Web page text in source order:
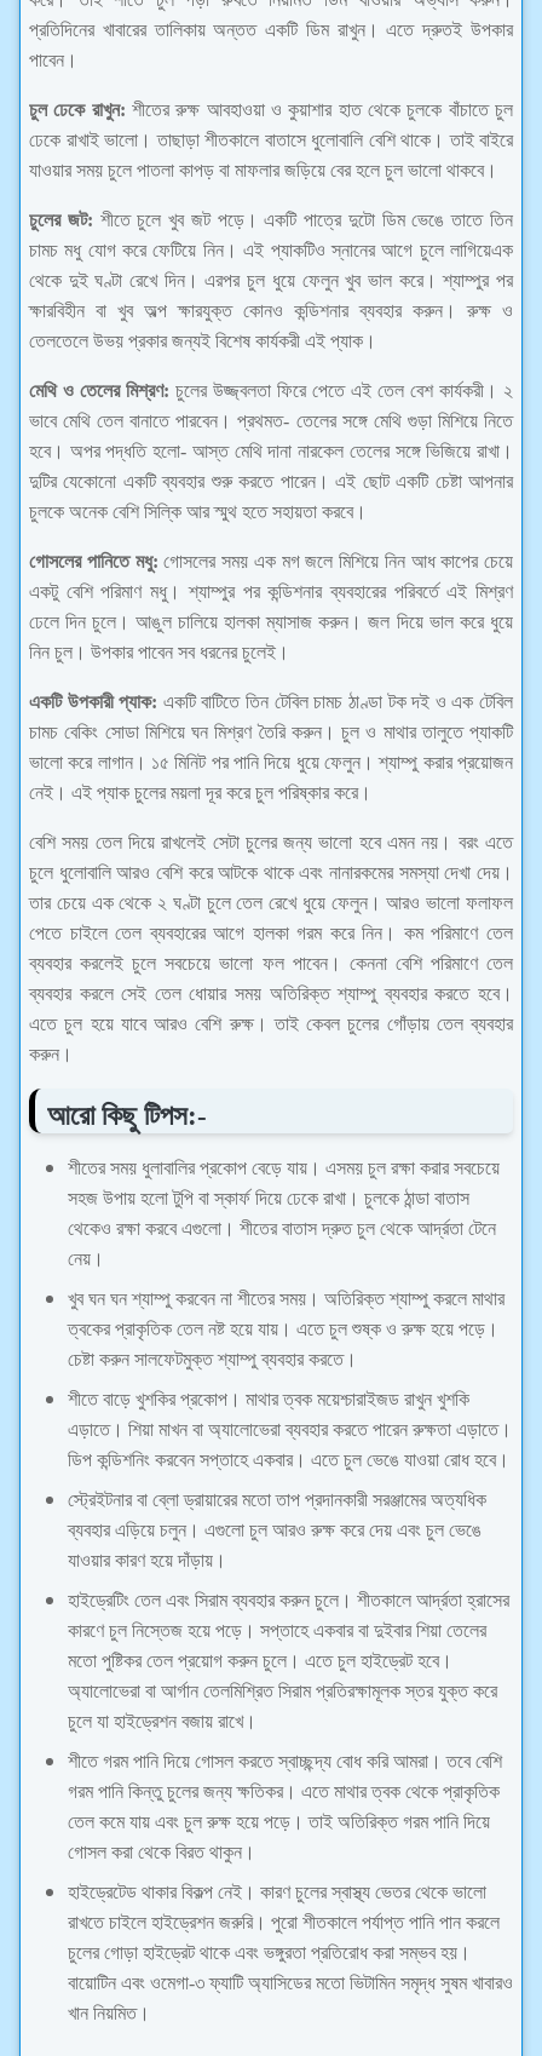
প্রতিদিনের খাবারের তালিকায় অন্তত একটি ডিম রাখুন। এতে দ্রুতই উপকার
পাবেন।
চুল ঢেকে রাখুন: শীতের রুক্ষ আবহাওয়া ও কুয়াশার হাত থেকে চুলকে বাঁচাতে চুল
ঢেকে রাখাই ভালো। তাছাড়া শীতকালে বাতাসে ধুলোবালি বেশি থাকে। তাই বাইরে
যাওয়ার সময় চুলে পাতলা কাপড় বা মাফলার জড়িয়ে বের হলে চুল ভালো থাকবে।
চুলের জট: শীতে চুলে খুব জট পড়ে। একটি পাত্রে দুটো ডিম ভেঙে তাতে তিন
চামচ মধু যোগ করে ফেটিয়ে নিন। এই প্যাকটিও স্নানের আগে চুলে লাগিয়েএক
থেকে দুই ঘণ্টা রেখে দিন। এরপর চুল ধুয়ে ফেলুন খুব ভাল করে। শ্যাম্পুর পর
ক্ষারবিহীন বা খুব অল্প ক্ষারযুক্ত কোনও কন্ডিশনার ব্যবহার করুন। রুক্ষ ও
তেলতেলে উভয় প্রকার জন্যই বিশেষ কার্যকরী এই প্যাক।
মেথি ও তেলের মিশ্রণ: চুলের উজ্জ্বলতা ফিরে পেতে এই তেল বেশ কার্যকরী। ২
ভাবে মেথি তেল বানাতে পারবেন। প্রথমত- তেলের সঙ্গে মেথি গুড়া মিশিয়ে নিতে
হবে। অপর পদ্ধতি হলো- আস্ত মেথি দানা নারকেল তেলের সঙ্গে ভিজিয়ে রাখা।
দুটির যেকোনো একটি ব্যবহার শুরু করতে পারেন। এই ছোট একটি চেষ্টা আপনার
চুলকে অনেক বেশি সিল্কি আর স্মুথ হতে সহায়তা করবে।
গোসলের পানিতে মধু: গোসলের সময় এক মগ জলে মিশিয়ে নিন আধ কাপের চেয়ে
একটু বেশি পরিমাণ মধু। শ্যাম্পুর পর কন্ডিশনার ব্যবহারের পরিবর্তে এই মিশ্রণ
ঢেলে দিন চুলে। আঙুল চালিয়ে হালকা ম্যাসাজ করুন। জল দিয়ে ভাল করে ধুয়ে
নিন চুল। উপকার পাবেন সব ধরনের চুলেই।
একটি উপকারী প্যাক: একটি বাটিতে তিন টেবিল চামচ ঠাণ্ডা টক দই ও এক টেবিল
চামচ বেকিং সোডা মিশিয়ে ঘন মিশ্রণ তৈরি করুন। চুল ও মাথার তালুতে প্যাকটি
ভালো করে লাগান। ১৫ মিনিট পর পানি দিয়ে ধুয়ে ফেলুন। শ্যাম্পু করার প্রয়োজন
নেই। এই প্যাক চুলের ময়লা দূর করে চুল পরিষ্কার করে।
বেশি সময় তেল দিয়ে রাখলেই সেটা চুলের জন্য ভালো হবে এমন নয়। বরং এতে
চুলে ধুলোবালি আরও বেশি করে আটকে থাকে এবং নানারকমের সমস্যা দেখা দেয়।
তার চেয়ে এক থেকে ২ ঘণ্টা চুলে তেল রেখে ধুয়ে ফেলুন। আরও ভালো ফলাফল
পেতে চাইলে তেল ব্যবহারের আগে হালকা গরম করে নিন। কম পরিমাণে তেল
ব্যবহার করলেই চুলে সবচেয়ে ভালো ফল পাবেন। কেননা বেশি পরিমাণে তেল
ব্যবহার করলে সেই তেল ধোয়ার সময় অতিরিক্ত শ্যাম্পু ব্যবহার করতে হবে।
এতে চুল হয়ে যাবে আরও বেশি রুক্ষ। তাই কেবল চুলের গোঁড়ায় তেল ব্যবহার
করুন।
আরো কিছু টিপস:-
শীতের সময় ধুলাবালির প্রকোপ বেড়ে যায়। এসময় চুল রক্ষা করার সবচেয়ে
সহজ উপায় হলো টুপি বা স্কার্ফ দিয়ে ঢেকে রাখা। চুলকে ঠান্ডা বাতাস
থেকেও রক্ষা করবে এগুলো। শীতের বাতাস দ্রুত চুল থেকে আর্দ্রতা টেনে
নেয়।
খুব ঘন ঘন শ্যাম্পু করবেন না শীতের সময়। অতিরিক্ত শ্যাম্পু করলে মাথার
ত্বকের প্রাকৃতিক তেল নষ্ট হয়ে যায়। এতে চুল শুষ্ক ও রুক্ষ হয়ে পড়ে।
চেষ্টা করুন সালফেটমুক্ত শ্যাম্পু ব্যবহার করতে।
শীতে বাড়ে খুশকির প্রকোপ। মাথার ত্বক ময়েশ্চারাইজড রাখুন খুশকি
এড়াতে। শিয়া মাখন বা অ্যালোভেরা ব্যবহার করতে পারেন রুক্ষতা এড়াতে।
ডিপ কন্ডিশনিং করবেন সপ্তাহে একবার। এতে চুল ভেঙে যাওয়া রোধ হবে।
স্ট্রেইটনার বা ব্লো ড্রায়ারের মতো তাপ প্রদানকারী সরঞ্জামের অত্যধিক
ব্যবহার এড়িয়ে চলুন। এগুলো চুল আরও রুক্ষ করে দেয় এবং চুল ভেঙে
যাওয়ার কারণ হয়ে দাঁড়ায়।
হাইড্রেটিং তেল এবং সিরাম ব্যবহার করুন চুলে। শীতকালে আর্দ্রতা হ্রাসের
কারণে চুল নিস্তেজ হয়ে পড়ে। সপ্তাহে একবার বা দুইবার শিয়া তেলের
মতো পুষ্টিকর তেল প্রয়োগ করুন চুলে। এতে চুল হাইড্রেট হবে।
অ্যালোভেরা বা আর্গান তেলমিশ্রিত সিরাম প্রতিরক্ষামূলক স্তর যুক্ত করে
চুলে যা হাইড্রেশন বজায় রাখে।
শীতে গরম পানি দিয়ে গোসল করতে স্বাচ্ছন্দ্য বোধ করি আমরা। তবে বেশি
গরম পানি কিন্তু চুলের জন্য ক্ষতিকর। এতে মাথার ত্বক থেকে প্রাকৃতিক
তেল কমে যায় এবং চুল রুক্ষ হয়ে পড়ে। তাই অতিরিক্ত গরম পানি দিয়ে
গোসল করা থেকে বিরত থাকুন।
হাইড্রেটেড থাকার বিকল্প নেই। কারণ চুলের স্বাস্থ্য ভেতর থেকে ভালো
রাখতে চাইলে হাইড্রেশন জরুরি। পুরো শীতকালে পর্যাপ্ত পানি পান করলে
চুলের গোড়া হাইড্রেট থাকে এবং ভঙ্গুরতা প্রতিরোধ করা সম্ভব হয়।
বায়োটিন এবং ওমেগা-৩ ফ্যাটি অ্যাসিডের মতো ভিটামিন সমৃদ্ধ সুষম খাবারও
খান নিয়মিত।